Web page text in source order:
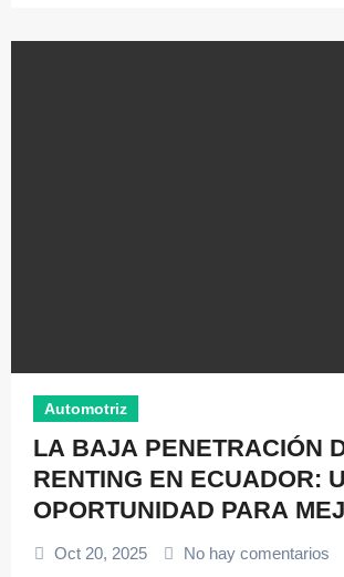
Automotriz
LA BAJA PENETRACIÓN
RENTING EN ECUADOR:
OPORTUNIDAD PARA
EFICIENCIA
Oct 20, 2025 No hay comentarios